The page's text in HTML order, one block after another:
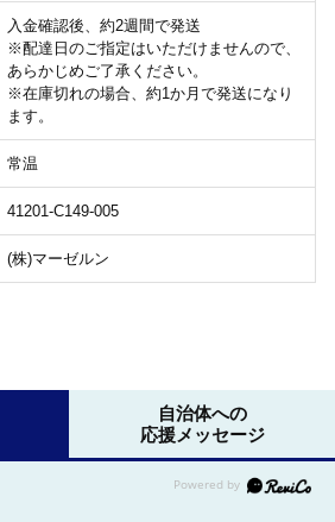
入金確認後、約2週間で発送
※配達日のご指定はいただけませんので、
あらかじめご了承ください。
※在庫切れの場合、約1か月で発送になり
ます。
常温
41201-C149-005
(株)マーゼルン
自治体への
応援メッセージ